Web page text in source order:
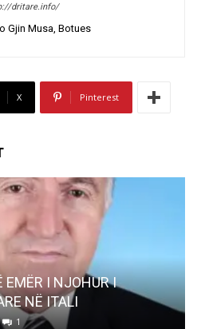
dritare.info/
Gjin Musa, Botues
X Pinterest
AKTUALITET
Pregaditi Gjin Musa-Rome-
Gjin Musa